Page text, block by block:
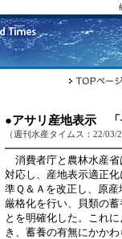
●アサリ産地表示 「
（週刊水産タイムス：22/03/
消費者庁と農林水産省
対応し、産地表示適正
準Ｑ＆Ａを改正し、原
厳格化を行い、貝類の
とを明確化した。これ
き、蓄養の有無にかか